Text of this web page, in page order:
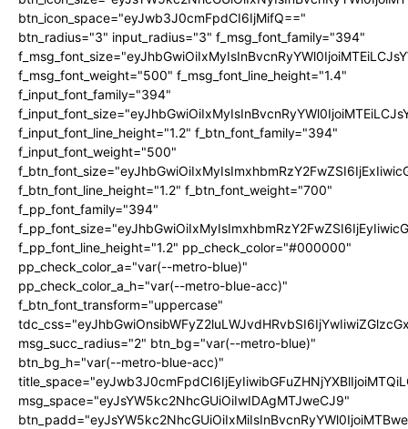
btn_icon_space="eyJwb3J0cmFpdCI6IjMifQ=="
btn_radius="3" input_radius="3" f_msg_font_family="394"
f_msg_font_weight="500" f_msg_font_line_height="1.4"
f_input_font_family="394"
f_input_font_line_height="1.2" f_btn_font_family="394"
f_input_font_weight="500"
f_btn_font_line_height="1.2" f_btn_font_weight="700"
f_pp_font_family="394"
f_pp_font_line_height="1.2" pp_check_color="#000000"
pp_check_color_a="var(--metro-blue)"
pp_check_color_a_h="var(--metro-blue-acc)"
f_btn_font_transform="uppercase"
msg_succ_radius="2" btn_bg="var(--metro-blue)"
btn_bg_h="var(--metro-blue-acc)"
msg_space="eyJsYW5kc2NhcGUiOiIwIDAgMTJweCJ9"